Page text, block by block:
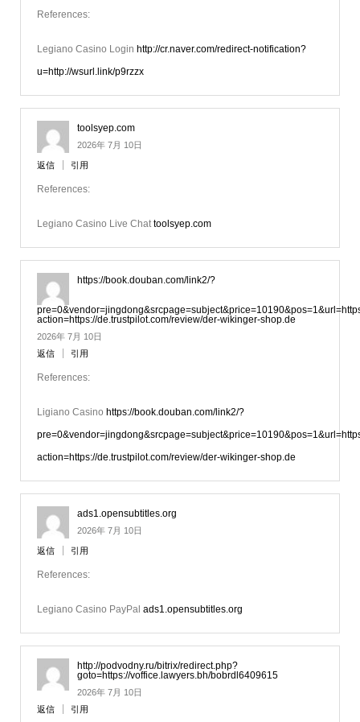
References:
Legiano Casino Login http://cr.naver.com/redirect-notification?
u=http://wsurl.link/p9rzzx
toolsyep.com
2026年 7月 10日
返信 引用
References:
Legiano Casino Live Chattoolsyep.com
https://book.douban.com/link2/?
action=https://de.trustpilot.com/review/der-wikinger-shop.de
2026年 7月 10日
返信
引用
References:
Ligiano Casino https://book.douban.com/link2/?
action=https://de.trustpilot.com/review/der-wikinger-shop.de
ads1.opensubtitles.org
2026年 7月 10日
返信 引用
References:
Legiano Casino PayPal ads1.opensubtitles.org
http://podvodny.ru/bitrix/redirect.php?
goto=https://voffice.lawyers.bh/bobrdl6409615
2026年 7月 10日
返信
引用